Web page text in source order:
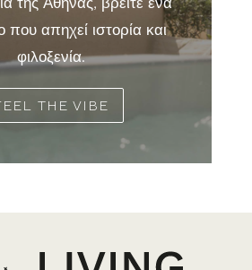
που απηχεί ιστορία και
φιλοξενία.
THE VIBE